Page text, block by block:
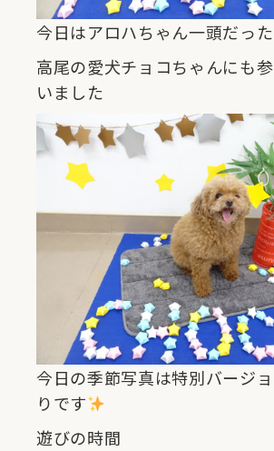
今日はアロハちゃん一頭だっ
高尾の愛犬チョコちゃんにも
いました
今日の季節写真は特別バージ
りです
遊びの時間